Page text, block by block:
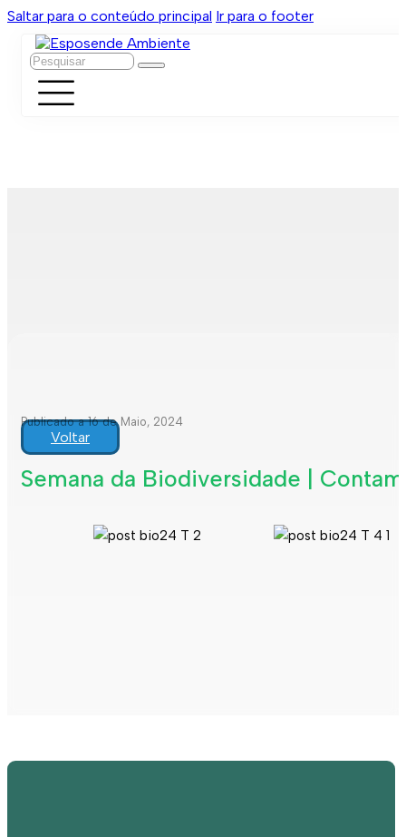
Saltar para o conteúdo principal Ir para o footer
Pesquisar
Publicado a 16 de Maio, 2024
Voltar
Semana da Biodiversidade |